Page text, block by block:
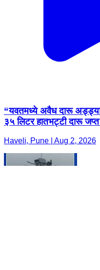
“यवतमध्ये अवैध दारू
३५ लिटर हातभट्टी दारू
Haveli, Pune | Aug 2, 2026